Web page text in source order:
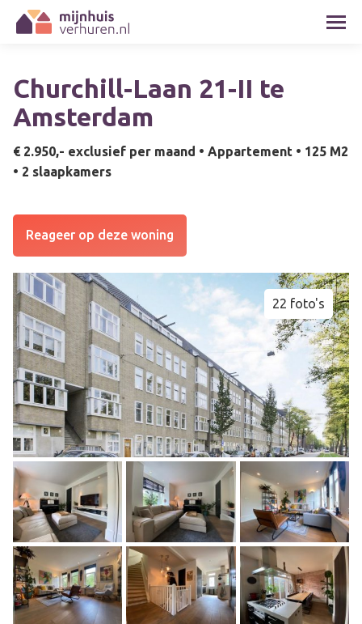
Churchill-Laan 21-II te
Amsterdam
€ 2.950,- exclusief per maand • Appartement • 125 M2
• 2 slaapkamers
Reageer op deze woning
22 foto's